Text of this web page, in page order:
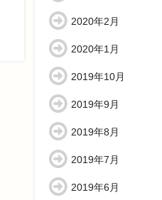
2020年2月
2020年1月
2019年10月
2019年9月
2019年8月
2019年7月
2019年6月